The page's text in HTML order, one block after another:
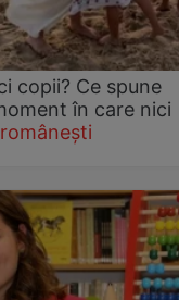
copii? Ce spune
în care nici